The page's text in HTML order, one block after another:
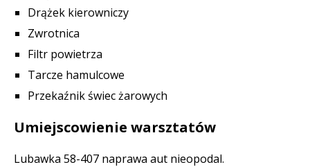
Drążek kierowniczy
Zwrotnica
Filtr powietrza
Tarcze hamulcowe
Przekaźnik świec żarowych
Umiejscowienie warsztatów
Lubawka 58-407 naprawa aut nieopodal.